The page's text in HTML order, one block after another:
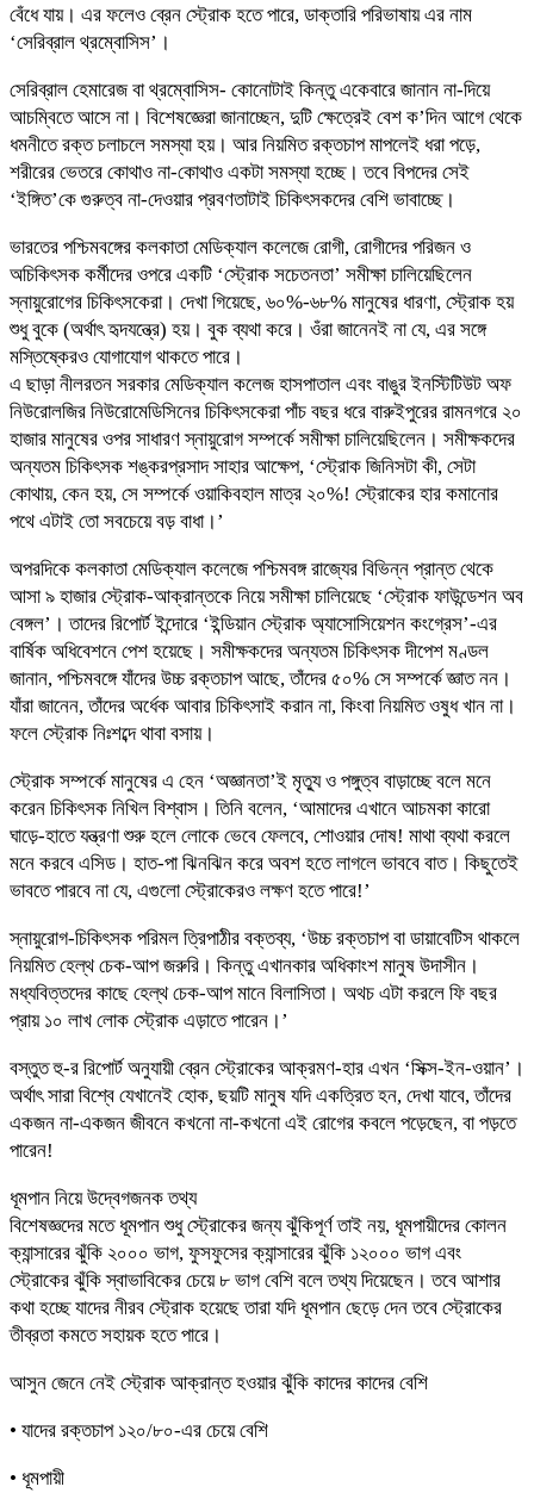
বেঁধে যায়। এর ফলেও ব্রেন স্ট্রোক হতে পারে, ডাক্তারি পরিভাষায় এর নাম
‘সেরিব্রাল থ্রম্বোসিস’।
সেরিব্রাল হেমারেজ বা থ্রম্বোসিস- কোনোটাই কিন্তু একেবারে জানান না-দিয়ে
আচম্বিতে আসে না। বিশেষজ্ঞেরা জানাচ্ছেন, দুটি ক্ষেত্রেই বেশ ক’দিন আগে থেকে
ধমনীতে রক্ত চলাচলে সমস্যা হয়। আর নিয়মিত রক্তচাপ মাপলেই ধরা পড়ে,
শরীরের ভেতরে কোথাও না-কোথাও একটা সমস্যা হচ্ছে। তবে বিপদের সেই
‘ইঙ্গিত’কে গুরুত্ব না-দেওয়ার প্রবণতাটাই চিকিৎসকদের বেশি ভাবাচ্ছে।
ভারতের পশ্চিমবঙ্গের কলকাতা মেডিক্যাল কলেজে রোগী, রোগীদের পরিজন ও
অচিকিৎসক কর্মীদের ওপরে একটি ‘স্ট্রোক সচেতনতা’ সমীক্ষা চালিয়েছিলেন
স্নায়ুরোগের চিকিৎসকেরা। দেখা গিয়েছে, ৬০%-৬৮% মানুষের ধারণা, স্ট্রোক হয়
শুধু বুকে (অর্থাৎ হৃদযন্ত্রে) হয়। বুক ব্যথা করে। ওঁরা জানেনই না যে, এর সঙ্গে
মস্তিষ্কেরও যোগাযোগ থাকতে পারে।
এ ছাড়া নীলরতন সরকার মেডিক্যাল কলেজ হাসপাতাল এবং বাঙুর ইনস্টিটিউট অফ
নিউরোলজির নিউরোমেডিসিনের চিকিৎসকেরা পাঁচ বছর ধরে বারুইপুরের রামনগরে ২০
হাজার মানুষের ওপর সাধারণ স্নায়ুরোগ সম্পর্কে সমীক্ষা চালিয়েছিলেন। সমীক্ষকদের
অন্যতম চিকিৎসক শঙ্করপ্রসাদ সাহার আক্ষেপ, ‘স্ট্রোক জিনিসটা কী, সেটা
কোথায়, কেন হয়, সে সম্পর্কে ওয়াকিবহাল মাত্র ২০%! স্ট্রোকের হার কমানোর
পথে এটাই তো সবচেয়ে বড় বাধা।’
অপরদিকে কলকাতা মেডিক্যাল কলেজে পশ্চিমবঙ্গ রাজ্যের বিভিন্ন প্রান্ত থেকে
আসা ৯ হাজার স্ট্রোক-আক্রান্তকে নিয়ে সমীক্ষা চালিয়েছে ‘স্ট্রোক ফাউন্ডেশন অব
বেঙ্গল’। তাদের রিপোর্ট ইন্দোরে ‘ইন্ডিয়ান স্ট্রোক অ্যাসোসিয়েশন কংগ্রেস’-এর
বার্ষিক অধিবেশনে পেশ হয়েছে। সমীক্ষকদের অন্যতম চিকিৎসক দীপেশ মণ্ডল
জানান, পশ্চিমবঙ্গে যাঁদের উচ্চ রক্তচাপ আছে, তাঁদের ৫০% সে সম্পর্কে জ্ঞাত নন।
যাঁরা জানেন, তাঁদের অর্ধেক আবার চিকিৎসাই করান না, কিংবা নিয়মিত ওষুধ খান না।
ফলে স্ট্রোক নিঃশব্দে থাবা বসায়।
স্ট্রোক সম্পর্কে মানুষের এ হেন ‘অজ্ঞানতা’ই মৃত্যু ও পঙ্গুত্ব বাড়াচ্ছে বলে মনে
করেন চিকিৎসক নিখিল বিশ্বাস। তিনি বলেন, ‘আমাদের এখানে আচমকা কারো
ঘাড়ে-হাতে যন্ত্রণা শুরু হলে লোকে ভেবে ফেলবে, শোওয়ার দোষ! মাথা ব্যথা করলে
মনে করবে এসিড। হাত-পা ঝিনঝিন করে অবশ হতে লাগলে ভাববে বাত। কিছুতেই
ভাবতে পারবে না যে, এগুলো স্ট্রোকেরও লক্ষণ হতে পারে!’
স্নায়ুরোগ-চিকিৎসক পরিমল ত্রিপাঠীর বক্তব্য, ‘উচ্চ রক্তচাপ বা ডায়াবেটিস থাকলে
নিয়মিত হেল্থ চেক-আপ জরুরি। কিন্তু এখানকার অধিকাংশ মানুষ উদাসীন।
মধ্যবিত্তদের কাছে হেল্থ চেক-আপ মানে বিলাসিতা। অথচ এটা করলে ফি বছর
প্রায় ১০ লাখ লোক স্ট্রোক এড়াতে পারেন।’
বস্তুত হু-র রিপোর্ট অনুযায়ী ব্রেন স্ট্রোকের আক্রমণ-হার এখন ‘সিক্স-ইন-ওয়ান’।
অর্থাৎ সারা বিশ্বে যেখানেই হোক, ছয়টি মানুষ যদি একত্রিত হন, দেখা যাবে, তাঁদের
একজন না-একজন জীবনে কখনো না-কখনো এই রোগের কবলে পড়েছেন, বা পড়তে
পারেন!
ধূমপান নিয়ে উদ্বেগজনক তথ্য
বিশেষজ্ঞদের মতে ধূমপান শুধু স্ট্রোকের জন্য ঝুঁকিপূর্ণ তাই নয়, ধূমপায়ীদের কোলন
ক্যান্সারের ঝুঁকি ২০০০ ভাগ, ফুসফুসের ক্যান্সারের ঝুঁকি ১২০০০ ভাগ এবং
স্ট্রোকের ঝুঁকি স্বাভাবিকের চেয়ে ৮ ভাগ বেশি বলে তথ্য দিয়েছেন। তবে আশার
কথা হচ্ছে যাদের নীরব স্ট্রোক হয়েছে তারা যদি ধূমপান ছেড়ে দেন তবে স্ট্রোকের
তীব্রতা কমতে সহায়ক হতে পারে।
আসুন জেনে নেই স্ট্রোক আক্রান্ত হওয়ার ঝুঁকি কাদের কাদের বেশি
• যাদের রক্তচাপ ১২০/৮০-এর চেয়ে বেশি
• ধূমপায়ী